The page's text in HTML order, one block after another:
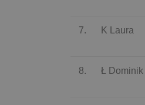
7. K Laura
8. Ł Dominik